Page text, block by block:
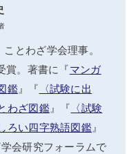
とわざ学会理事。
賞。著書に『マンガ
鑑』『 〈試験に出
わざ図鑑』『 〈試験
ろい四字熟語図鑑』
会研究フォーラムで